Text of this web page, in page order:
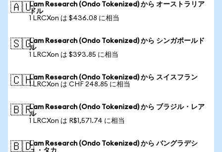
🇦🇺Lam Research (Ondo Tokenized) から オーストラリア
ドル
1 LRCXon は $436.08 に相当
🇸🇬Lam Research (Ondo Tokenized) から シンガポールド
ル
1 LRCXon は $393.85 に相当
🇨🇭Lam Research (Ondo Tokenized) から スイスフラン
1 LRCXon は CHF 248.85 に相当
🇧🇷Lam Research (Ondo Tokenized) から ブラジル・レア
ル
1 LRCXon は R$1,571.74 に相当
🇧🇩Lam Research (Ondo Tokenized) から バングラデシ
ュ・タカ